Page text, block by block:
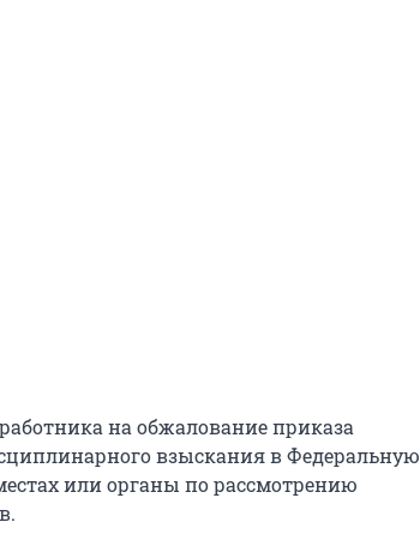
на обжалование приказа
взыскания в Федеральную
или органы по рассмотрению